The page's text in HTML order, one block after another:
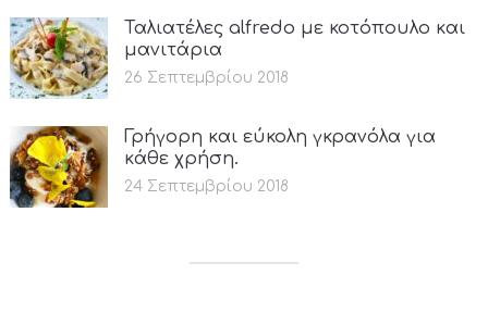
Ταλιατέλες alfredo με κοτόπουλο και
μανιτάρια
26 Σεπτεμβρίου 2018
Γρήγορη και εύκολη γκρανόλα για
κάθε χρήση.
24 Σεπτεμβρίου 2018